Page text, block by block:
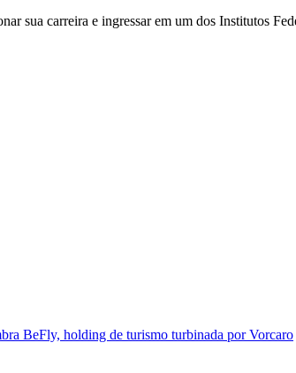
sua carreira e ingressar em um dos Institutos